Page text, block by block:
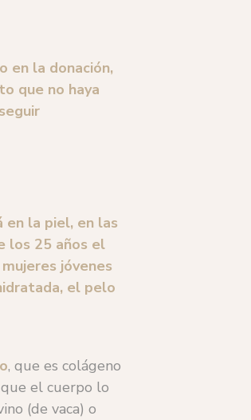
en la donación,
que no haya
en la piel, en las
los 25 años el
jóvenes
el pelo
, que es colágeno
el cuerpo lo
(de vaca) o